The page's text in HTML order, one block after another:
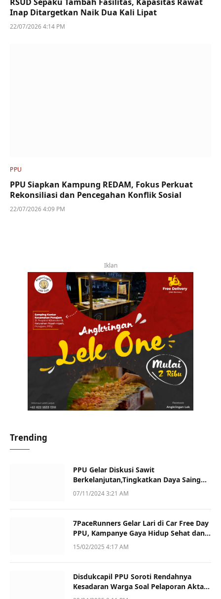
Inap Ditargetkan Naik Dua Kali Lipat
22/07/2026 4:14 PM
PPU
PPU Siapkan Kampung REDAM, Fokus Perkuat
Rekonsiliasi dan Pencegahan Konflik Sosial
22/07/2026 4:09 PM
Iklan
Trending
PPU Gelar Diskusi Sawit
Berkelanjutan,Tingkatkan Daya Saing
dan Kualitas
07/11/2024 3:21 AM
7PaceRunners Gelar Lari di Car Free Day
PPU, Kampanye Gaya Hidup Sehat dan
Dukung UMKM
15/02/2025 4:17 AM
Disdukcapil PPU Soroti Rendahnya
Kesadaran Warga Soal Pelaporan Akta
Kematian